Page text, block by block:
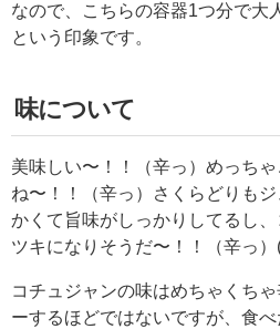
なので、こちらの容器1つ分で大
という印象です。
味について
美味しい〜！！（辛っ）めっち
ね〜！！（辛っ）さくらどりも
かくて旨味がしっかりしてるし
ツキになりそうだ〜！！（辛っ）
コチュジャンの味はめちゃくち
ーするほどではないですが、食